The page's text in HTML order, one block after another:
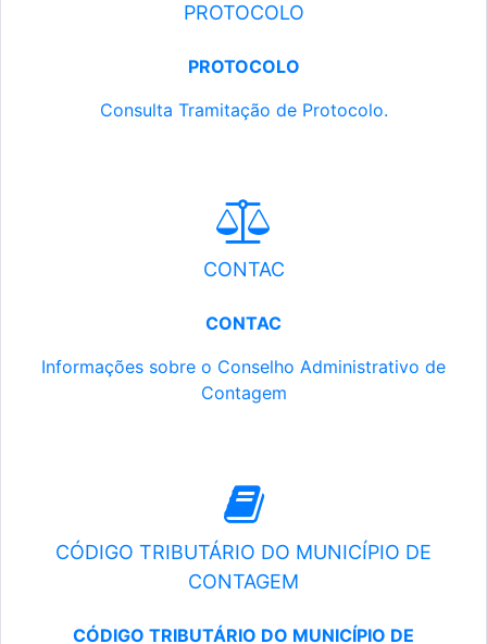
PROTOCOLO
PROTOCOLO
Consulta Tramitação de Protocolo.
CONTAC
CONTAC
Informações sobre o Conselho Administrativo de
Contagem
CÓDIGO TRIBUTÁRIO DO MUNICÍPIO DE
CONTAGEM
CÓDIGO TRIBUTÁRIO DO MUNICÍPIO DE